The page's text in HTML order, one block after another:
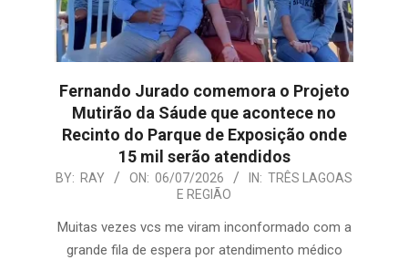
Fernando Jurado comemora o Projeto
Mutirão da Sáude que acontece no
Recinto do Parque de Exposição onde
15 mil serão atendidos
2026-
06
BY: RAY ON: 06/07/2026 IN: TRÊS LAGOAS
E REGIÃO
Muitas vezes vcs me viram inconformado com a
grande fila de espera por atendimento médico